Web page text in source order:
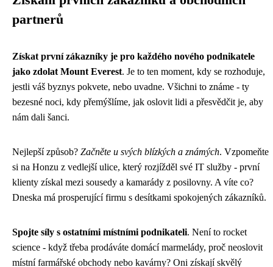
partnerů
Získat první zákazníky je pro každého nového podnikatele
jako zdolat Mount Everest. Je to ten moment, kdy se rozhoduje,
jestli váš byznys pokvete, nebo uvadne. Všichni to známe - ty
bezesné noci, kdy přemýšlíme, jak oslovit lidi a přesvědčit je, aby
nám dali šanci.
Nejlepší způsob? Začněte u svých blízkých a známých. Vzpomeňte
si na Honzu z vedlejší ulice, který rozjížděl své IT služby - první
klienty získal mezi sousedy a kamarády z posilovny. A víte co?
Dneska má prosperující firmu s desítkami spokojených zákazníků.
Spojte síly s ostatními místními podnikateli. Není to rocket
science - když třeba prodáváte domácí marmelády, proč neoslovit
místní farmářské obchody nebo kavárny? Oni získají skvělý